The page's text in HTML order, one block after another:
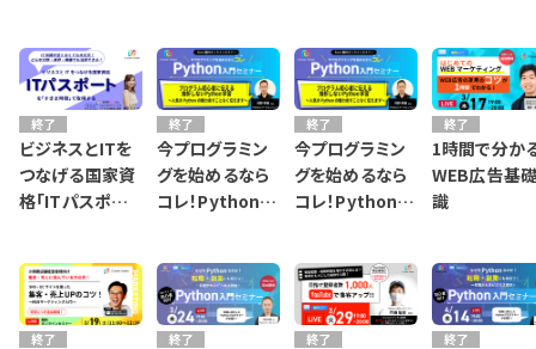
終了
ビジネスとITを
つなげる国家資
格「ITパスポー
終了
今プログラミン
グを始めるなら
コレ！Python入
終了
今プログラミン
グを始めるなら
コレ！Python入
終了
1時間で分か
WEB広告基
識
終了 終了 終了 終了